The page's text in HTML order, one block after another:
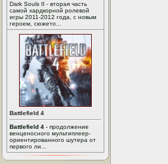
Dark Souls II - вторая часть
самой хардкорной ролевой
игры 2011-2012 года, с новым
героем, сюжето...
Battlefield 4
Battlefield 4 - продолжение
венценосного мультиплеер-
ориентированного шутера от
первого ли...